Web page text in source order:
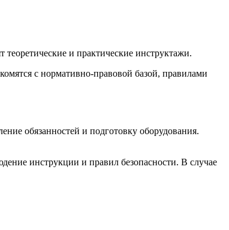
и практические инструктажи.
с нормативно-правовой базой, правилами
обязанностей и подготовку оборудования.
инструкции и правил безопасности. В случае